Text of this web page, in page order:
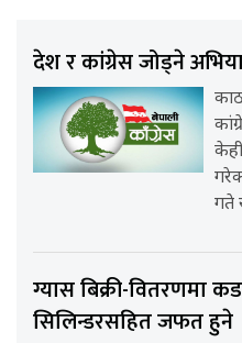
देश र कांग्रेस जोड्ने
गते
ग्यास बिक्री-वितरणमा
सिलिन्डरसहित जफत हुने